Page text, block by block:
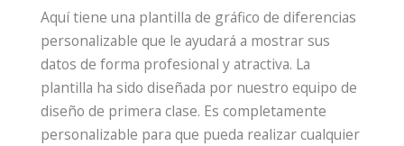
Aquí tiene una plantilla de gráfico de diferencias
personalizable que le ayudará a mostrar sus
datos de forma profesional y atractiva. La
plantilla ha sido diseñada por nuestro equipo de
diseño de primera clase. Es completamente
personalizable para que pueda realizar cualquier